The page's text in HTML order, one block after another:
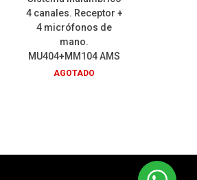
4 canales. Receptor +
4 micrófonos de
mano.
MU404+MM104 AMS
AGOTADO